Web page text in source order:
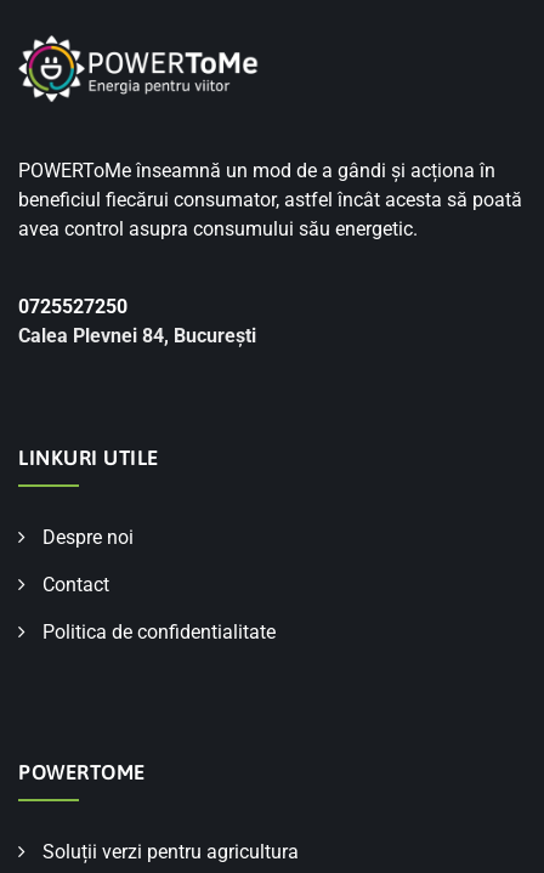
POWERToMe înseamnă un mod de a gândi și acționa în
beneficiul fiecărui consumator, astfel încât acesta să poată
avea control asupra consumului său energetic.
0725527250
Calea Plevnei 84, București
LINKURI UTILE
Despre noi
Contact
Politica de confidentialitate
POWERTOME
Soluții verzi pentru agricultura